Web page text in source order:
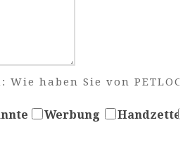
haben Sie von PETLOC
Werbung
Handzettel